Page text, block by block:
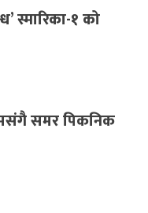
स्मारिका-१ को
समर पिकनिक